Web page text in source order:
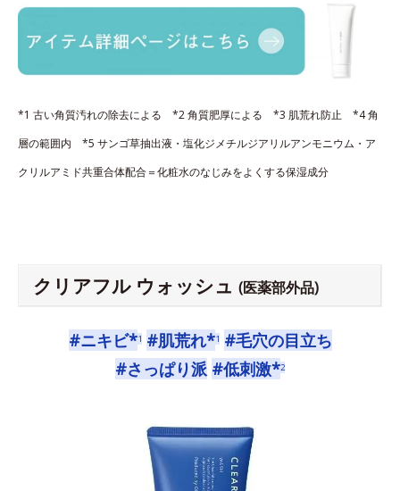
*1 古い角質汚れの除去による *2 角質肥厚による *3 肌荒れ防止 *4 角
層の範囲内 *5 サンゴ草抽出液・塩化ジメチルジアリルアンモニウム・ア
クリルアミド共重合体配合＝化粧水のなじみをよくする保湿成分
クリアフル ウォッシュ (医薬部外品)
#ニキビ*1 #肌荒れ*1 #毛穴の目立ち
#さっぱり派 #低刺激*2